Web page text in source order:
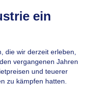
ein
die wir derzeit erleben,
vergangenen Jahren
und teuerer
zu kämpfen hatten.